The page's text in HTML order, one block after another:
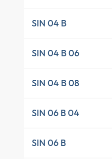
SIN 04 B
SIN 04 B 06
SIN 04 B 08
SIN 06 B 04
SIN 06 B